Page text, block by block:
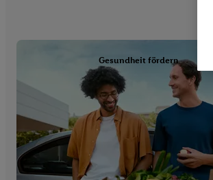
Gesundheit fördern